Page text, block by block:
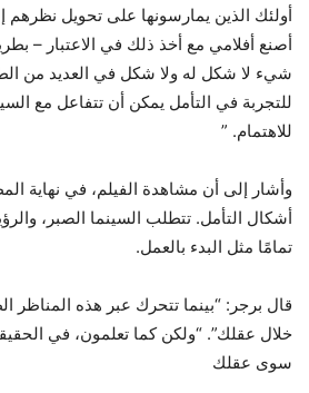
أولئك الذين يمارسونها على تحويل نظرهم
أصنع أفلامي مع أخذ ذلك في الاعتبار –
شيء لا شكل له ولا شكل في العديد من
للتجربة في التأمل يمكن أن تتفاعل مع
للاهتمام. ”
وأشار إلى أن مشاهدة الفيلم، في نهاية
أشكال التأمل. تتطلب السينما الصبر،
تمامًا مثل البدء بالعمل.
قال برجر: “بينما تتحرك عبر هذه المناظر
خلال عقلك”. “ولكن كما تعلمون، في
سوى عقلك